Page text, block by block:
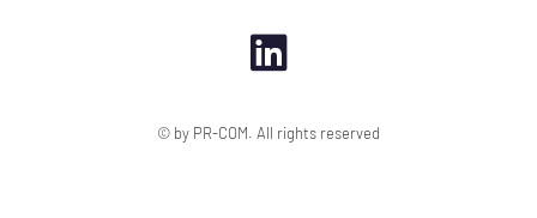
© by PR-COM. All rights reserved